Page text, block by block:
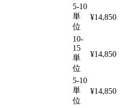
5-10
単
位
¥14,850
10-
15
単
位
¥14,850
5-10
単
位
¥14,850